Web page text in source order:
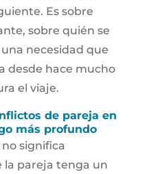
Es sobre
sobre quién se
necesidad que
desde hace mucho
el viaje.
de pareja en
más profundo
significa
pareja tenga un